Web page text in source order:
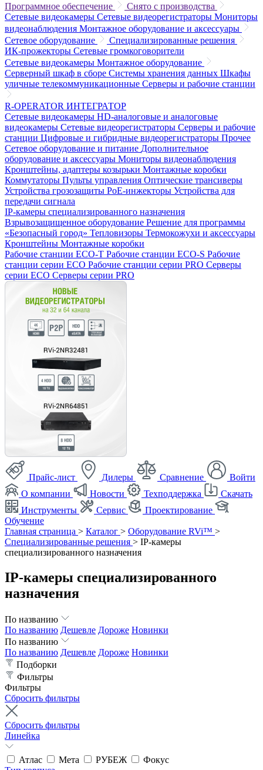
Программное обеспечение
Снято с производства
Сетевые видеокамеры Сетевые видеорегистраторы Мониторы
видеонаблюдения Монтажное оборудование и аксессуары
Сетевое оборудование
Специализированные решения
ИК-прожекторы Сетевые громкоговорители
Сетевые видеокамеры Монтажное оборудование
Серверный шкаф в сборе Системы хранения данных Шкафы
уличные телекоммуникационные Серверы и рабочие станции
R-OPERATOR ИНТЕГРАТОР
Сетевые видеокамеры HD-аналоговые и аналоговые
видеокамеры Сетевые видеорегистраторы Серверы и рабочие
станции Цифровые и гибридные видеорегистраторы Прочее
Сетевое оборудование и питание Дополнительное
оборудование и аксессуары Мониторы видеонаблюдения
Кронштейны, адаптеры козырьки Монтажные коробки
Коммутаторы Пульты управления Оптические трансиверы
Устройства грозозащиты PoE-инжекторы Устройства для
передачи сигнала
IP-камеры специализированного назначения
Взрывозащищенное оборудование Решение для программы
«Безопасный город» Тепловизоры Термокожухи и аксессуары
Кронштейны Монтажные коробки
Рабочие станции ECO-T Рабочие станции ECO-S Рабочие
станции серии ECO Рабочие станции серии PRO Серверы
серии ECO Серверы серии PRO
Прайс-лист Дилеры Сравнение
Войти
О компании
Новости Техподдержка
Скачать
Инструменты
Сервис
Проектирование
Обучение
Главная страница > Каталог > Оборудование RVi™ >
Специализированные решения > IP-камеры
специализированного назначения
IP-камеры специализированного
назначения
По названию
По названию Дешевле Дороже Новинки
По названию
По названию Дешевле Дороже Новинки
Подборки
Фильтры
Фильтры
Сбросить фильтры
Сбросить фильтры
Линейка
Атлас Мета РУБЕЖ
Фокус